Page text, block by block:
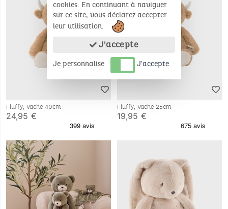
Fluffy, Vache 40cm
24,95 €
Fluffy, Vache 25cm
19,95 €
cookies. En continuant à naviguer
sur ce site, vous déclarez accepter
leur utilisation.
J'accepte
Je personnalise J'accepte